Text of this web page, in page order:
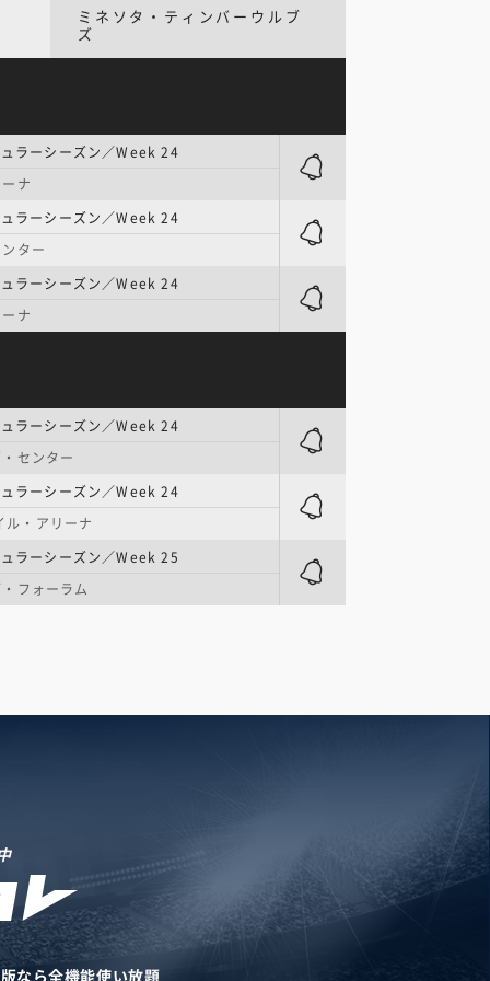
ミネソタ・ティンバーウルブ
ズ
ーシーズン／Week 24
ナ
ーシーズン／Week 24
ター
ーシーズン／Week 24
ナ
ーシーズン／Week 24
センター
ーシーズン／Week 24
・アリーナ
ーシーズン／Week 25
フォーラム
なら全機能使い放題